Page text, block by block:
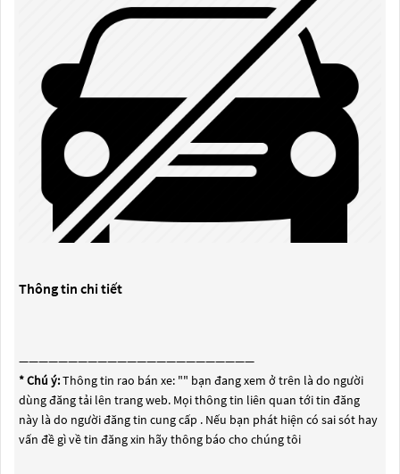
Thông tin chi tiết
————————————————————————
* Chú ý:Thông tin rao bán xe: "" bạn đang xem ở trên là do người
dùng đăng tải lên trang web. Mọi thông tin liên quan tới tin đăng
này là do người đăng tin cung cấp . Nếu bạn phát hiện có sai sót hay
vấn đề gì về tin đăng xin hãy thông báo cho chúng tôi